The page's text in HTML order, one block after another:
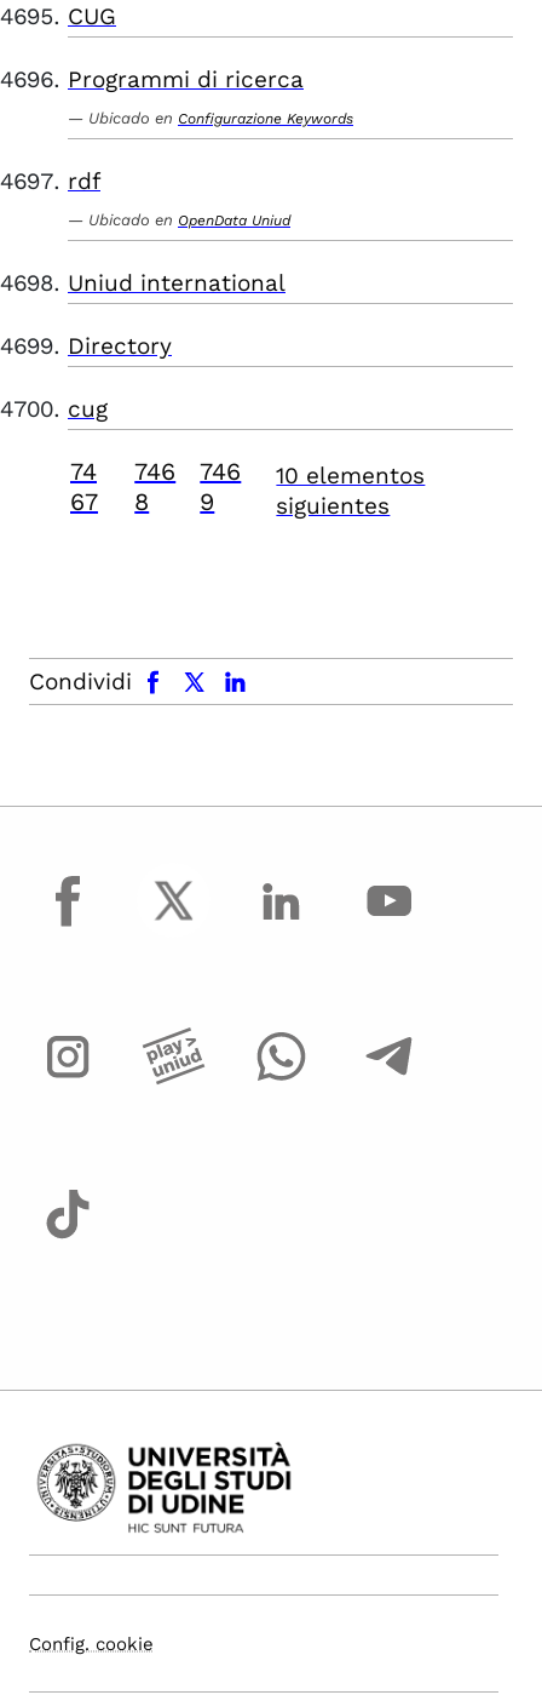
CUG
Programmi di ricerca
Ubicado en Configurazione Keywords
rdf
Ubicado en OpenData Uniud
Uniud international
Directory
cug
74
67
746
8
746
9
10 elementos
siguientes
Condividi
facebook x.com linkedin
facebook
Config. cookie